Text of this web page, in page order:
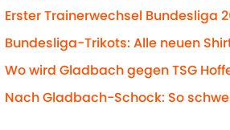
Erster Trainerwechsel Bundesliga
Bundesliga-Trikots: Alle neuen
Wo wird Gladbach gegen TSG
Nach Gladbach-Schock: So